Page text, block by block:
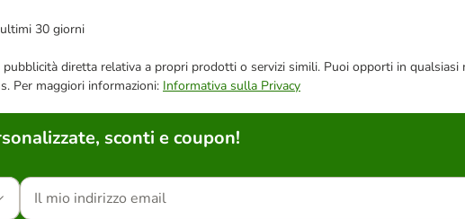
30 giorni
diretta relativa a propri prodotti o servizi simili. Puoi opporti in
Per maggiori informazioni: Informativa sulla Privacy
sconti e coupon!